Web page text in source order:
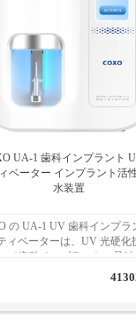
UA-1 歯科インプラント
ベーター インプラント活
水装置
の UA-1 UV 歯科インプラ
ィベーターは、UV 光硬化
て歯科インプラントの骨結
を高めるように設計され
です。この革新的なアクテ
再生の促進に役立ち、イ